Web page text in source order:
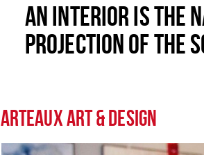
AN INTERIOR IS THE
PROJECTION OF THE
ARTEAUX ART & DESIGN